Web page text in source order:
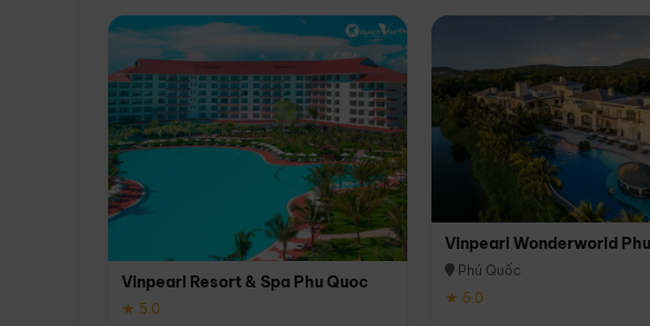
Vinpearl Resort & Spa Phu Quoc
★ 5.0
Vinpearl Wonderworld
Phú Quốc
★ 5.0